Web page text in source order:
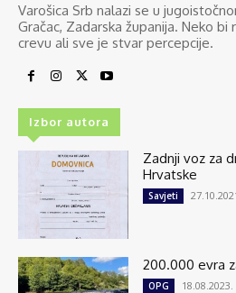
Varošica Srb nalazi se u
Gračac, Zadarska županija. Neko
crevu ali sve je stvar percepcije.
Izbor autora
Zadnji voz za
Hrvatske
Savjeti
200.000 evra
OPG 18.08.2023.